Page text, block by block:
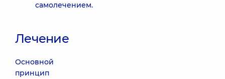
самолечением.
Лечение
Основной
принцип